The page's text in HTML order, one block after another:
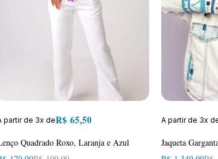
partir de 3x deR$ 65,50
Quadrado Roxo, Laranja e Azul
A partir de 3x
Jaqueta